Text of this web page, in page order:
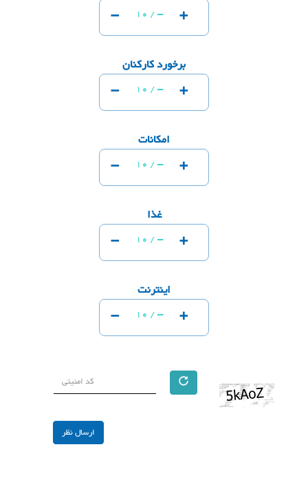
- 10 / - +
برخورد کارکنان
- 10 / - +
امکانات
- 10 / - +
غذا
- 10 / - +
اینترنت
- 10 / - +